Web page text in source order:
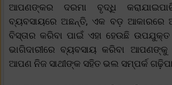
ଆପଣଙ୍କର ଦରମା ବୃଦ୍ଧି
ବ୍ୟବସାୟରେ ଅଛନ୍ତି, ଏକ ବଡ଼ ଆକାରରେ
ବିସ୍ତାର କରିବା ପାଇଁ ଏହା ହେଉଛି
ଭାଗିଦାରୀରେ ବ୍ୟବସାୟ କରିବା
ଆପଣ ନିଜ ସାଥୀଙ୍କ ସହିତ ଭଲ ସମ୍ପର୍କ